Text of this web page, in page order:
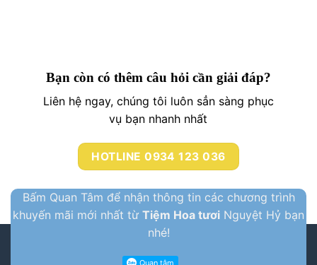
Bạn còn có thêm câu hỏi cần giải đáp?
Liên hệ ngay, chúng tôi luôn sẳn sàng phục
vụ bạn nhanh nhất
HOTLINE 0934 123 036
Bấm Quan Tâm để nhận thông tin các chương trình
khuyến mãi mới nhất từ Tiệm Hoa tươi Nguyệt Hỷ bạn
nhé!